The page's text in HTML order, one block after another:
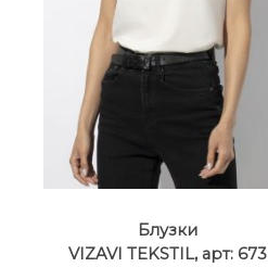
Блузки
VIZAVI TEKSTIL, арт: 673